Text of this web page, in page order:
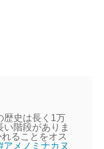
歴史は長く1万
階段がありま
ることをオス
アメノミナカヌ